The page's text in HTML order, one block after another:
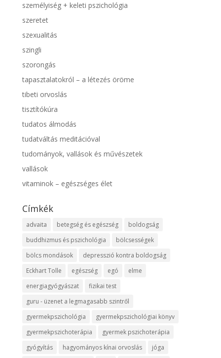
személyiség + keleti pszichológia
szeretet
szexualitás
szingli
szorongás
tapasztalatokról – a létezés öröme
tibeti orvoslás
tisztítókúra
tudatos álmodás
tudatváltás meditációval
tudományok, vallások és művészetek
vallások
vitaminok – egészséges élet
Címkék
advaita betegség és egészség
boldogság
buddhizmus és pszichológia
bölcsességek
bölcs mondások
depresszió kontra boldogság
Eckhart Tolle
egészség egó
elme
energiagyógyászat
fizikai test
guru - üzenet a legmagasabb szintről
gyermekpszichológia
gyermekpszichológiai könyv
gyermekpszichoterápia
gyermek pszichoterápia
gyógyítás
hagyományos kínai orvoslás
jóga